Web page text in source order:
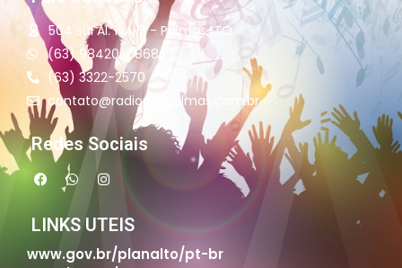
504 sul Al. 11 Ai13 - Palmas-TO
(63) 98420-6868
(63) 3322-2570
contato@radiopazpalmas.com.br
Redes Sociais
LINKS UTEIS
www.gov.br/planalto/pt-br